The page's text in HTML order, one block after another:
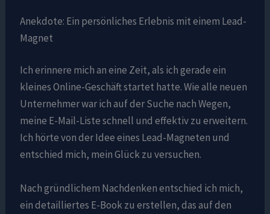
Anekdote: Ein persönliches Erlebnis mit einem Lead-
Magnet
Ich erinnere mich an eine Zeit, als ich gerade ein
kleines Online-Geschäft startet hatte. Wie alle neuen
Unternehmer war ich auf der Suche nach Wegen,
meine E-Mail-Liste schnell und effektiv zu erweitern.
Ich hörte von der Idee eines Lead-Magneten und
entschied mich, mein Glück zu versuchen.
Nach gründlichem Nachdenken entschied ich mich,
ein detailliertes E-Book zu erstellen, das auf den